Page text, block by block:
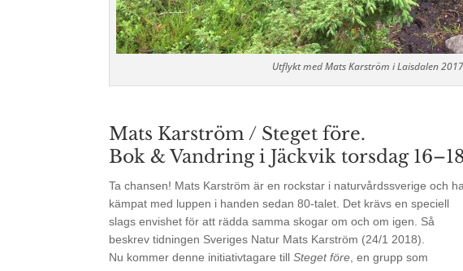
Utflykt med Mats Karström i Laisdalen
Mats Karström / Steget före.
Bok & Vandring i Jäckvik torsdag
Ta chansen! Mats Karström är en rockstar i naturvårdssverige och
kämpat med luppen i handen sedan 80-talet. Det krävs en speciell
slags envishet för att rädda samma skogar om och om igen. Så
beskrev tidningen Sveriges Natur Mats Karström (24/1 2018).
Nu kommer denne initiativtagare till Steget före , en grupp som